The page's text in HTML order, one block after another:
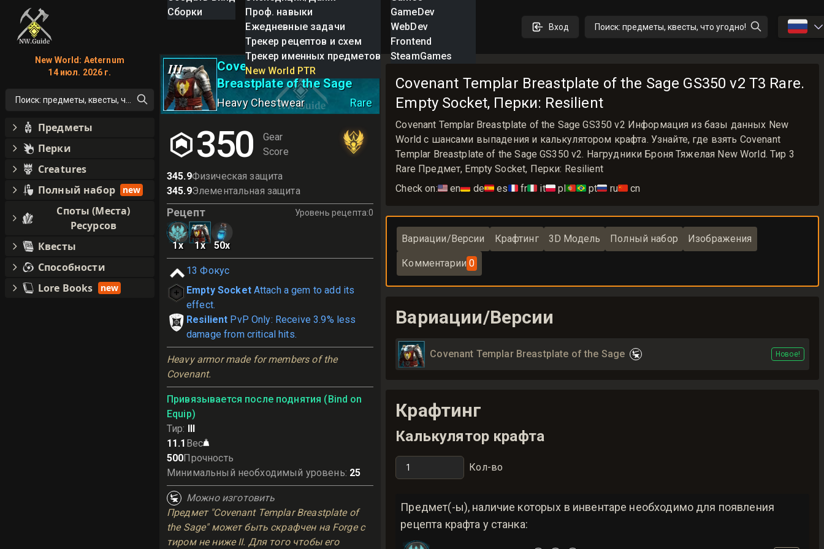
Сборки
Проф. навыки
Ежедневные задачи
Трекер рецептов и схем
Трекер именных предметов
New World PTR
GameDev
WebDev
Frontend
SteamGames
Вход Поиск: предметы, квесты, что угодно! 🇷🇺
III
Covenant Templar
Breastplate of the Sage
Heavy Chestwear Rare
350
Gear
Score
345.9Физическая защита
345.9Элементальная защита
Рецепт Уровень рецепта:0
1x 1x 50x
13 Фокус
Empty Socket Attach a gem to add its
effect.
Resilient PvP Only: Receive 3.9% less
damage from critical hits.
Heavy armor made for members of the
Covenant.
Привязывается после поднятия (Bind on
Equip)
Тир: III
11.1 Вес
500Прочность
Минимальный необходимый уровень: 25
Можно изготовить
Предмет "Covenant Templar Breastplate of
the Sage" может быть скрафчен на Forge с
тиром не ниже II. Для того чтобы его
Covenant Templar Breastplate of the Sage GS350 v2 T3 Rare.
Empty Socket, Перки: Resilient
Covenant Templar Breastplate of the Sage GS350 v2 Информация из базы данных New
World с шансами выпадения и калькулятором крафта. Узнайте, где взять Covenant
Templar Breastplate of the Sage GS350 v2. Нагрудники Броня Тяжелая New World. Тир 3
Rare Предмет, Empty Socket, Перки: Resilient
Check on:🇺🇸 en🇩🇪 de🇪🇸 es🇫🇷 fr🇮🇹 it🇵🇱 pl🇵🇹🇧🇷 pt🇷🇺 ru🇨🇳 cn
Вариации/Версии Крафтинг 3D Модель Полный набор Изображения
Комментарии 0
Вариации/Версии
Covenant Templar Breastplate of the Sage Новое!
Крафтинг
Калькулятор крафта
Кол-во
Предмет(-ы), наличие которых в инвентаре необходимо для появления
рецепта крафта у станка:
New World: Aeternum
14 июл. 2026 г.
Поиск: предметы, квесты, что угодно!
Предметы
Перки
Creatures
Полный набор
new
Споты (Места)
Ресурсов
Квесты
Способности
Lore Books
new